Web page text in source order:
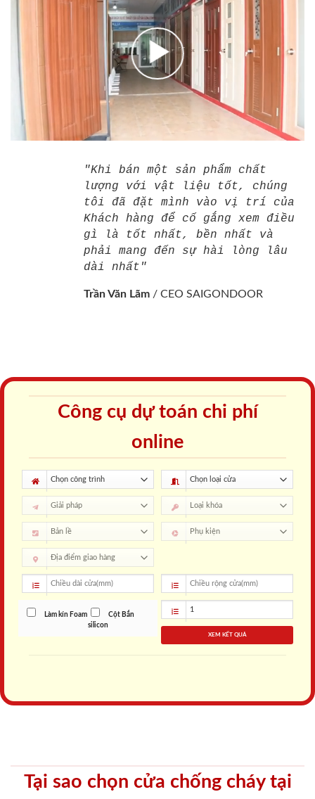
"Khi bán một sản phẩm chất
lượng với vật liệu tốt, chúng
tôi đã đặt mình vào vị trí của
Khách hàng để cố gắng xem điều
gì là tốt nhất, bền nhất và
phải mang đến sự hài lòng lâu
dài nhất"
Trần Văn Lãm / CEO SAIGONDOOR
Công cụ dự toán chi phí
online
Làm kín Foam
Cột Bắn
silicon
XEM KẾT QUẢ
Tại sao chọn cửa chống cháy tại